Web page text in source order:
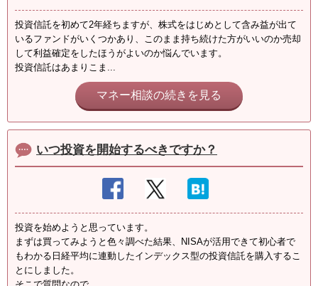
投資信託を初めて2年経ちますが、株式をはじめとして含み益が出て
いるファンドがいくつかあり、このまま持ち続けた方がいいのか売却
して利益確定をしたほうがよいのか悩んでいます。
投資信託はあまりこま...
マネー相談の続きを見る
いつ投資を開始するべきですか？
投資を始めようと思っています。
まずは買ってみようと色々調べた結果、NISAが活用できて初心者で
もわかる日経平均に連動したインデックス型の投資信託を購入するこ
とにしました。